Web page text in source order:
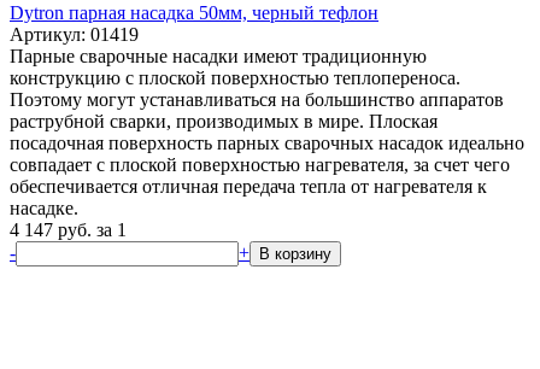
Dytron парная насадка 50мм, черный тефлон
Артикул: 01419
Парные сварочные насадки имеют традиционную
конструкцию с плоской поверхностью теплопереноса.
Поэтому могут устанавливаться на большинство аппаратов
раструбной сварки, производимых в мире. Плоская
посадочная поверхность парных сварочных насадок идеально
совпадает с плоской поверхностью нагревателя, за счет чего
обеспечивается отличная передача тепла от нагревателя к
насадке.
4 147 руб. за 1
-
+ В корзину